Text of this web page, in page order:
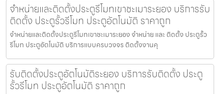
จำหน่ายและติดตั้งประตูรีโมทเขาชะเมาระยอง บริการรับ
ติดตั้ง ประตูรั้วรีโมท ประตูอัตโนมัติ ราคาถูก
จำหน่ายและติดตั้งประตูรีโมทเขาชะเมาระยอง จำหน่าย และ ติดตั้ง ประตูรั้ว
รีโมท ประตูอัตโนมัติ บริการแบบครบวงจร ติดตั้งงานคุ
รับติดตั้งประตูอัตโนมัติระยอง บริการรับติดตั้ง ประตู
รั้วรีโมท ประตูอัตโนมัติ ราคาถูก